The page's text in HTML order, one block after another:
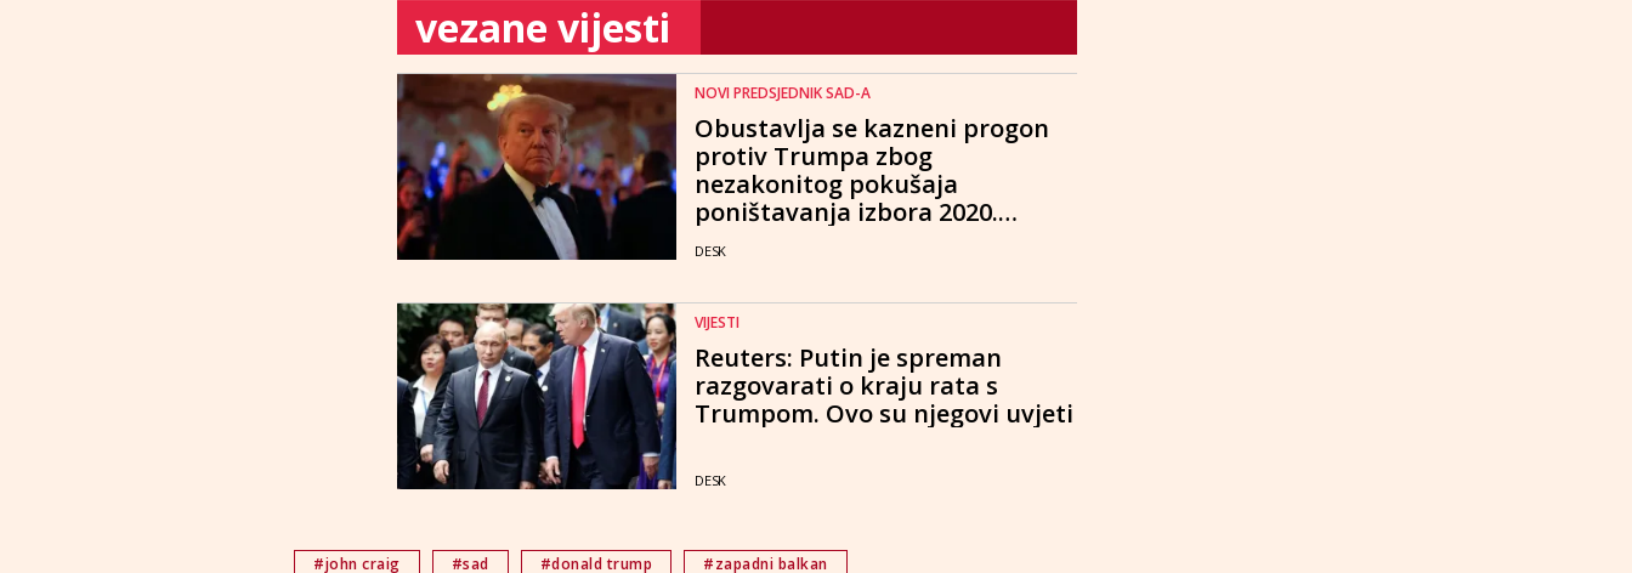
vezane vijesti
NOVI PREDSJEDNIK SAD-A
Obustavlja se kazneni progon
protiv Trumpa zbog
nezakonitog pokušaja
poništavanja izbora 2020.
godine
DESK
VIJESTI
Reuters: Putin je spreman
razgovarati o kraju rata s
Trumpom. Ovo su njegovi uvjeti
DESK
#john craig #sad #donald trump #zapadni balkan